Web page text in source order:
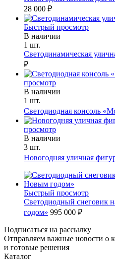
28 000 ₽
Быстрый просмотр
В наличии
1 шт.
Светодинамическая
₽
просмотр
В наличии
1 шт.
Светодиодная консоль
просмотр
В наличии
3 шт.
Новогодняя уличная
Быстрый просмотр
Светодиодный снеговик
годом» 995 000 ₽
Подписаться на рассылку
Отправляем важные новости о
и готовые решения
Каталог